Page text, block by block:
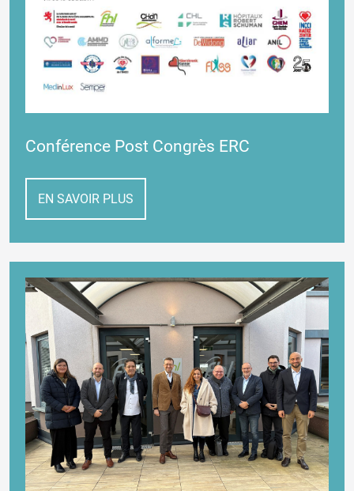
Conférence Post Congrès ERC
EN SAVOIR PLUS